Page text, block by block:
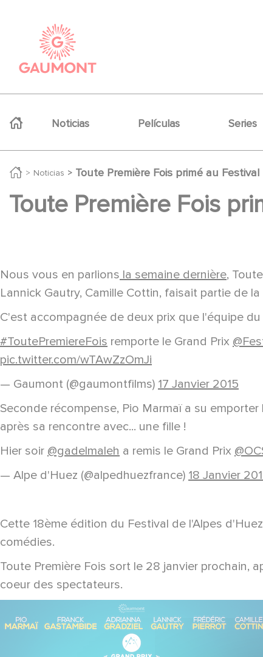
Noticias Películas Series
Noticias Toute Première Fois primé au
Toute Première Fois
Nous vous en parlions la semaine dernière,
Lannick Gautry, Camille Cottin, faisait partie de
C'est accompagnée de deux prix que l'équipe
#ToutePremiereFois remporte le Grand Prix
pic.twitter.com/wTAwZzOmJi
— Gaumont (@gaumontfilms) 17 Janvier 2015
Seconde récompense, Pio Marmaï a su
après sa rencontre avec... une fille !
Hier soir @gadelmaleh a remis le Grand Prix
— Alpe d'Huez (@alpedhuezfrance) 18 Janvier
Cette 18ème édition du Festival de l'Alpes
comédies.
Toute Première Fois sort le 28 janvier prochain,
coeur des spectateurs.